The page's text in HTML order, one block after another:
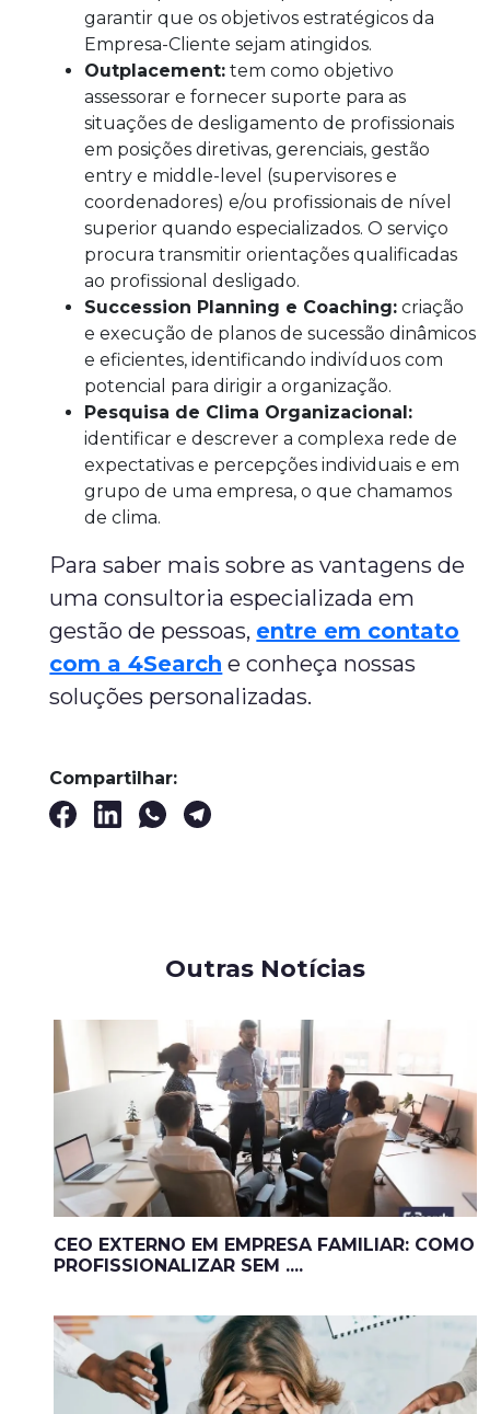
garantir que os objetivos estratégicos da
Empresa-Cliente sejam atingidos.
Outplacement: tem como objetivo
assessorar e fornecer suporte para as
situações de desligamento de profissionais
em posições diretivas, gerenciais, gestão
entry e middle-level (supervisores e
coordenadores) e/ou profissionais de nível
superior quando especializados. O serviço
procura transmitir orientações qualificadas
ao profissional desligado.
Succession Planning e Coaching: criação
e execução de planos de sucessão dinâmicos
e eficientes, identificando indivíduos com
potencial para dirigir a organização.
Pesquisa de Clima Organizacional:
identificar e descrever a complexa rede de
expectativas e percepções individuais e em
grupo de uma empresa, o que chamamos
de clima.
Para saber mais sobre as vantagens de
uma consultoria especializada em
gestão de pessoas, entre em contato
com a 4Search e conheça nossas
soluções personalizadas.
Compartilhar:
Outras Notícias
CEO EXTERNO EM EMPRESA FAMILIAR: COMO
PROFISSIONALIZAR SEM ....